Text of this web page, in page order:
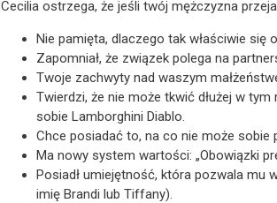
Cecilia ostrzega, że jeśli twój mężczyzna
Nie pamięta, dlaczego tak właściwie się
Zapomniał, że związek polega na
Twoje zachwyty nad waszym
Twierdzi, że nie może tkwić dłużej w
sobie Lamborghini Diablo.
Chce posiadać to, na co nie może
Ma nowy system wartości: „Obowiązki
Posiadł umiejętność, która pozwala mu
imię Brandi lub Tiffany).